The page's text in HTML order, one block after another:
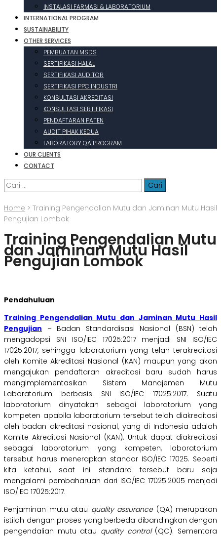
INSTALASI FARMASI & LABORATORIUM
INTERNATIONAL PROGRAM
SUSTAINABILITY
OTHER SERVICES
PEMBUATAN MSDS
SERTIFIKASI HALAL
SERTIFIKASI AUDITOR
SERTIFIKASI PPC INDUSTRI
KONSULTASI AKREDITASI
KONSULTASI SERTIFIKASI
PENDAFTARAN PATEN
AUDIT PIHAK KEDUA
LABORATORY QA PROGRAM
OUR CLIENTS
CONTACT
Cari
untuk:
Home > Training Pengendalian Mutu dan Jaminan Mutu Hasil
Pengujian Lombok
Training Pengendalian Mutu
dan Jaminan Mutu Hasil
Pengujian Lombok
Pendahuluan
Training Pengendalian Mutu dan Jaminan Mutu Hasil
Pengujian – Badan Standardisasi Nasional (BSN) telah
mengadopsi SNI ISO/IEC 17025:2017 menjadi SNI ISO/IEC
17025:2017, sehingga laboratorium yang telah terakreditasi
oleh Komite Akreditasi Nasional (KAN) maupun yang akan
mengajukan pendaftaran akreditasi baru sudah harus
mengimplementasikan Sistem Manajemen Mutu
Laboratorium berbasis SNI ISO/IEC 17025:2017. Suatu
laboratorium dinyatakan sebagai laboratorium yang
kompeten apabila laboratorium tersebut telah diakreditasi
oleh badan akreditasi nasional, yang di Indonesia adalah
Komite Akreditasi Nasional (KAN). Untuk dapat diakreditasi
sebagai laboratorium yang kompeten, laboratorium
tersebut harus menerapkan standar ISO/IEC 17025. Seperti
kita ketahui, saat ini standard tersebut baru saja
mengalami pembaharuan dari ISO/IEC 17025:2005 menjadi
ISO/IEC 17025:2017.
Penjaminan mutu atau quality assurance(QA) merupakan
istilah dengan proses yang berbeda dibandingkan dengan
pengendalian mutu atau quality control(QC). Sementara